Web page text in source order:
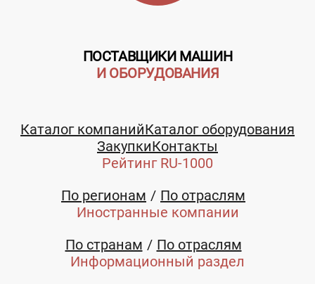
ПОСТАВЩИКИ МАШИН
И ОБОРУДОВАНИЯ
Каталог компанийКаталог оборудования
ЗакупкиКонтакты
Рейтинг RU-1000
По регионам
По отраслям
Иностранные компании
По странам
По отраслям
Информационный раздел